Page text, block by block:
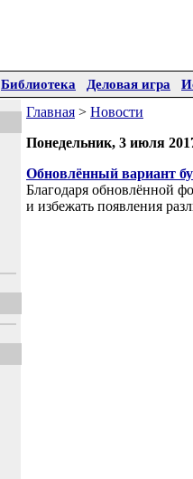
Библиотека Деловая игра
Главная > Новости
Понедельник, 3 июля
Обновлённый вариант
Благодаря обновлённой
и избежать появления